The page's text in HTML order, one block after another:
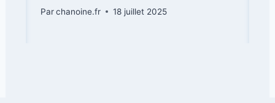
Parchanoine.fr 18 juillet 2025